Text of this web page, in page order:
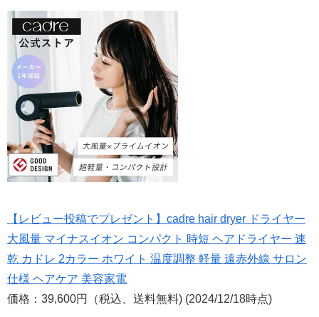
【レビュー投稿でプレゼント】cadre hair dryer ドライヤー
大風量 マイナスイオン コンパクト 時短 ヘアドライヤー 速
乾 カドレ 2カラー ホワイト 温度調整 軽量 遠赤外線 サロン
仕様 ヘアケア 美容家電
価格：39,600円（税込、送料無料) (2024/12/18時点)